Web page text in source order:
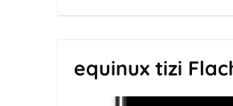
equinux tizi